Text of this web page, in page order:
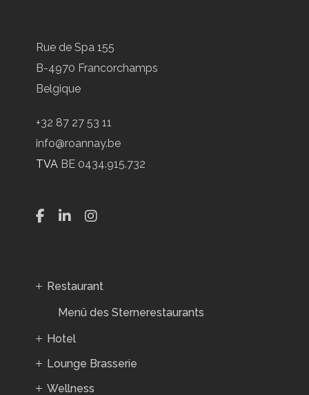
Rue de Spa 155
B-4970 Francorchamps
Belgique
+32 87 27 53 11
info@roannay.be
TVA BE 0434.915.732
Restaurant
Menü des Sternerestaurants
Hotel
Lounge Brasserie
Wellness